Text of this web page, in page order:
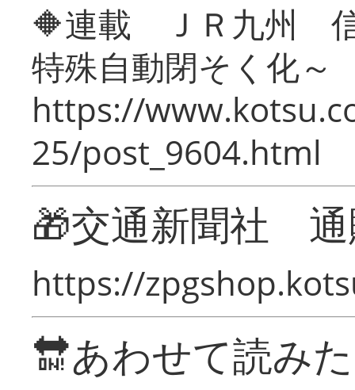
🔶連載 ＪＲ九州 信
特殊自動閉そく化～
https://
25/post_9604.html
🎁交通新聞社
https://
🔛あわせて読み